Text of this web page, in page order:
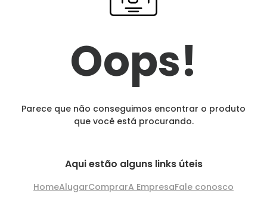
Oops!
Parece que não conseguimos encontrar o produto
que você está procurando.
Aqui estão alguns links úteis
HomeAlugarComprarA EmpresaFale conosco